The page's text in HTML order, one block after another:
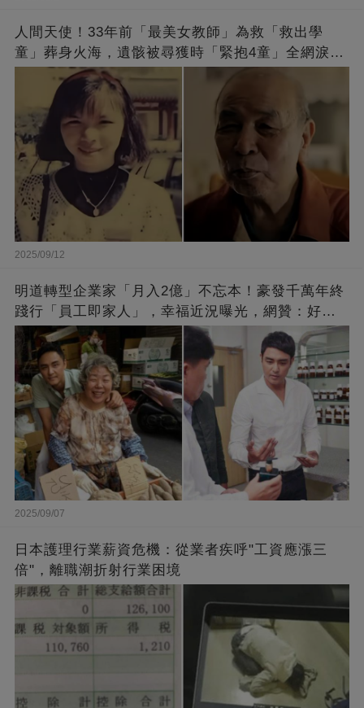
人間天使！33年前「最美女教師」為救「救出學
童」葬身火海，遺骸被尋獲時「緊抱4童」全網淚
崩：真正的英雄不該被遺忘
2025/09/12
明道轉型企業家「月入2億」不忘本！豪發千萬年終
踐行「員工即家人」，幸福近況曝光，網贊：好老
闆的福報
2025/09/07
日本護理行業薪資危機：從業者疾呼"工資應漲三
倍"，離職潮折射行業困境
略過